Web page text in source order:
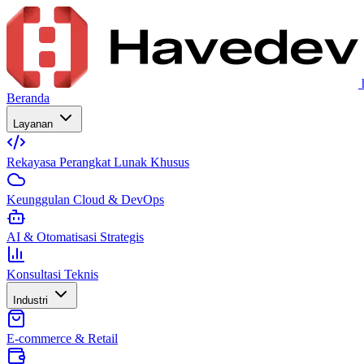
Beranda
Layanan
Rekayasa Perangkat Lunak Khusus
Keunggulan Cloud & DevOps
AI & Otomatisasi Strategis
Konsultasi Teknis
Industri
E-commerce & Retail